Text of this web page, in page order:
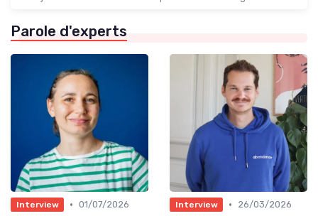
Parole d'experts
Interview • 01/07/2026
Interview •
26/03/2026